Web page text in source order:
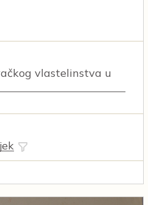
vlastelinstva u